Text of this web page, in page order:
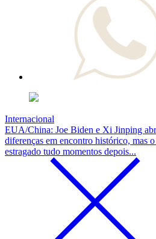
Internacional
EUA/China: Joe Biden e Xi Jinping
diferenças em encontro histórico, mas
estragado tudo momentos depois...